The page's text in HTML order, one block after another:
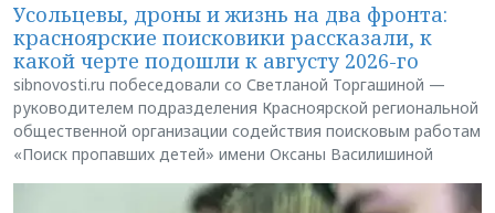
Усольцевы, дроны и жизнь на два фронта:
красноярские поисковики рассказали, к
какой черте подошли к августу 2026-го
sibnovosti.ru побеседовали со Светланой Торгашиной —
руководителем подразделения Красноярской региональной
общественной организации содействия поисковым работам
«Поиск пропавших детей» имени Оксаны Василишиной